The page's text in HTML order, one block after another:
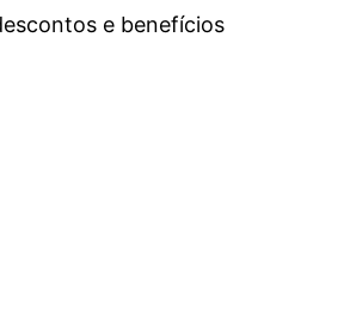
e benefícios